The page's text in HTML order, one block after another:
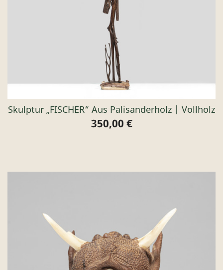
Skulptur „FISCHER“ Aus Palisanderholz | Vollholz
Preis
350,00 €